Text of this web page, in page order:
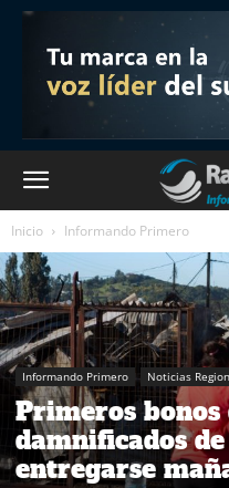
Inicio Informando Primero
Informando Primero Noticias
Primeros bonos
damnificados
entregarse